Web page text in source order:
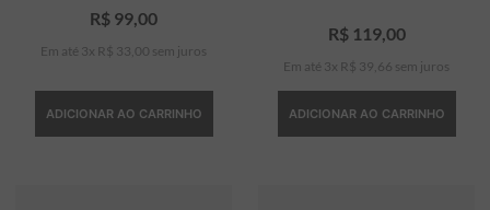
R$ 99,00
Em até 3 x R$ 33 00 sem juros
ADICIONAR AO CARRINHO
R$ 119,00
Em até 3 x R$ 39 66 sem juros
ADICIONAR AO CARRINHO